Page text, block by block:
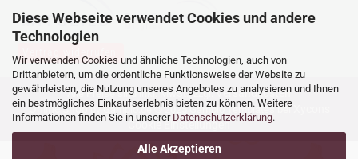
Diese Webseite verwendet Cookies und andere
Technologien
Wir verwenden Cookies und ähnliche Technologien, auch von
Drittanbietern, um die ordentliche Funktionsweise der Website zu
gewährleisten, die Nutzung unseres Angebotes zu analysieren und Ihnen
ein bestmögliches Einkaufserlebnis bieten zu können. Weitere
Informationen finden Sie in unserer Datenschutzerklärung.
Alle Akzeptieren
Alle Preise sind inkl. MwSt., zzgl.Versandkosten
Online Shopby Gambio.de © 2025 Gambio Templates bei
Cookie Einstellungen